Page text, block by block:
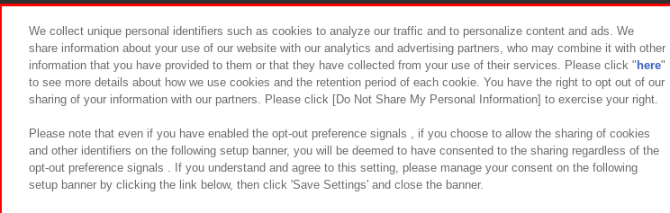
食品のご提供について カスタマーハラスメント対応方針
We collect unique personal identifiers such as cookies to analyze our traffic and to personalize content and ads. We
share information about your use of our website with our analytics and advertising partners, who may combine it with other
information that you have provided to them or that they have collected from your use of their services. Please click " here"
to see more details about how we use cookies and the retention period of each cookie. You have the right to opt out of our
sharing of your information with our partners. Please click [Do Not Share My Personal Information] to exercise your right.
Please note that even if you have enabled the opt-out preference signals , if you choose to allow the sharing of cookies
and other identifiers on the following setup banner, you will be deemed to have consented to the sharing regardless of the
opt-out preference signals . If you understand and agree to this setting, please manage your consent on the following
setup banner by clicking the link below, then click 'Save Settings' and close the banner.